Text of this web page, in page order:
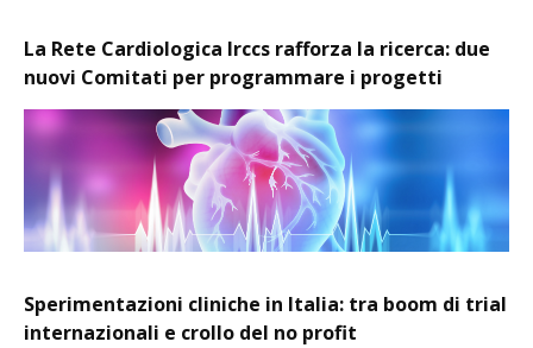
La Rete Cardiologica Irccs rafforza la ricerca: due
nuovi Comitati per programmare i progetti
Sperimentazioni cliniche in Italia: tra boom di trial
internazionali e crollo del no profit